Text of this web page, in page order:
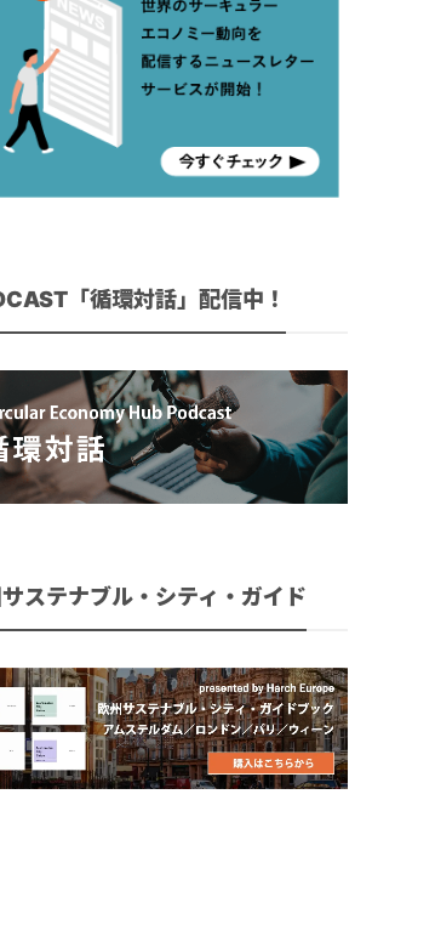
「循環対話」配信中！
サステナブル・シティ・ガイド